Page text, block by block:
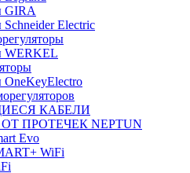
GIRA
Schneider Electric
WERKEL
OneKeyElectro
КАБЕЛИ
ПРОТЕЧЕК NEPTUN
Evo
WiFi